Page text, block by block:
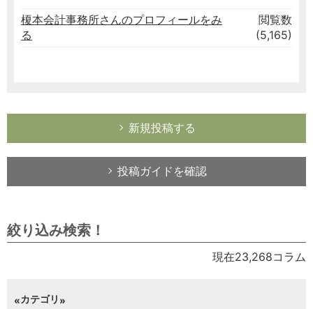
榎本会計事務所さんのプロフィールをみ
る
閲覧数
(5,165)
新規投稿する
投稿ガイドを確認
絞り込み検索！
現在23,268コラム
カテゴリ